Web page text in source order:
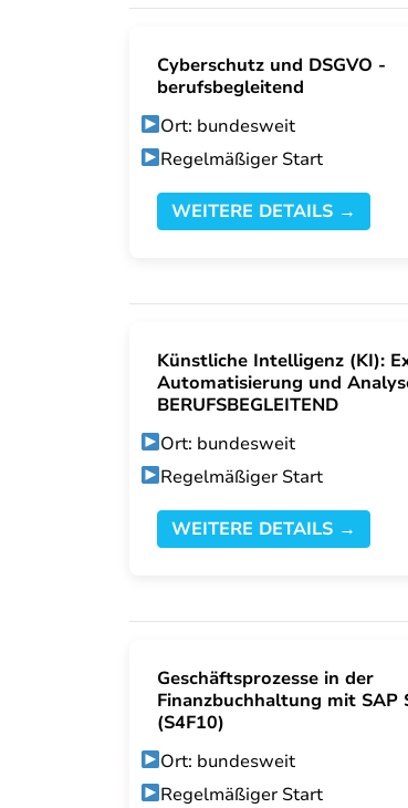
Cyberschutz und DSGVO -
berufsbegleitend
Ort: bundesweit
Regelmäßiger Start
WEITERE DETAILS →
Künstliche Intelligenz (KI):
Automatisierung und
BERUFSBEGLEITEND
Ort: bundesweit
Regelmäßiger Start
WEITERE DETAILS →
Geschäftsprozesse in der
Finanzbuchhaltung mit SAP
(S4F10)
Ort: bundesweit
Regelmäßiger Start